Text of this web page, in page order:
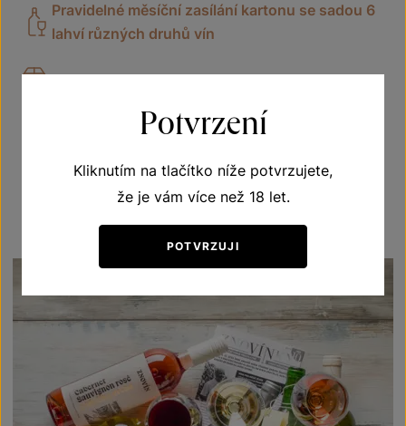
Pravidelné měsíční zasílání kartonu se sadou 6
lahví různých druhů vín
Vhodné jako dárek
VÍCE O PŘEDPLATNÉM
Potvrzení
Kliknutím na tlačítko níže potvrzujete,
že je vám více než 18 let.
POTVRZUJI